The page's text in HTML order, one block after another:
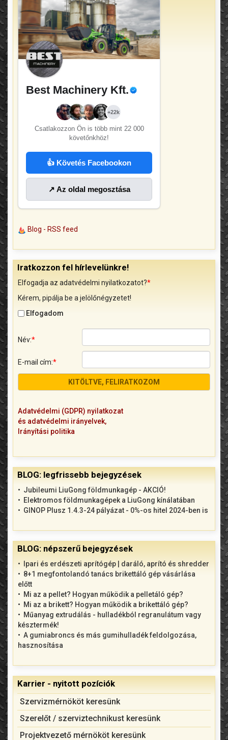
Best Machinery Kft.
+22k
Csatlakozzon Ön is több mint 22 000
követőnkhöz!
👍 Követés Facebookon
↗ Az oldal megosztása
Blog - RSS feed
Iratkozzon fel hírlevelünkre!
Elfogadja az adatvédelmi nyilatkozatot?*
Kérem, pipálja be a jelölőnégyzetet!
Elfogadom
Név:*
E-mail cím:*
Adatvédelmi (GDPR) nyilatkozat
és adatvédelmi irányelvek,
Irányítási politika
BLOG: legfrissebb bejegyzések
Jubileumi LiuGong földmunkagép - AKCIÓ!
Elektromos földmunkagépek a LiuGong kínálatában
GINOP Plusz 1.4.3-24 pályázat - 0%-os hitel 2024-ben is
BLOG: népszerű bejegyzések
Ipari és erdészeti aprítógép | daráló, aprító és shredder
8+1 megfontolandó tanács brikettáló gép vásárlása
előtt
Mi az a pellet? Hogyan működik a pelletáló gép?
Mi az a brikett? Hogyan működik a brikettáló gép?
Műanyag extrudálás - hulladékból regranulátum vagy
késztermék!
A gumiabroncs és más gumihulladék feldolgozása,
hasznosítása
Karrier - nyitott pozíciók
Szervizmérnököt keresünk
Szerelőt / szerviztechnikust keresünk
Projektvezető mérnököt keresünk